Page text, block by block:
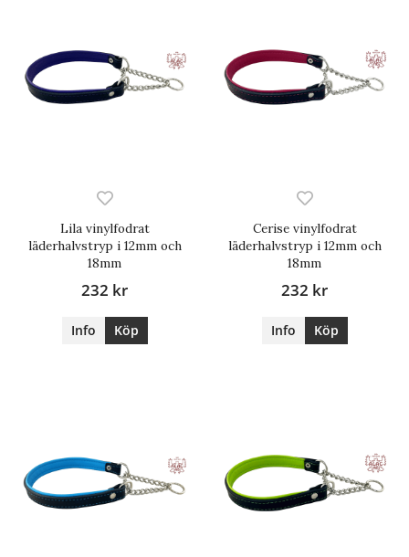
Lila vinylfodrat
läderhalvstryp i 12mm och
18mm
232 kr
Info Köp
Cerise vinylfodrat
läderhalvstryp i 12mm och
18mm
232 kr
Info Köp